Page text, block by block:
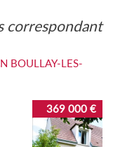
BOULLAY-LES-